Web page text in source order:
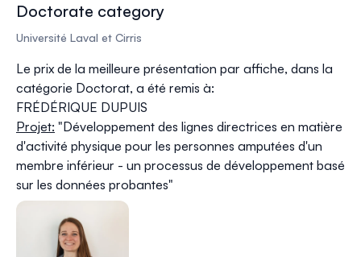
Doctorate category
Université Laval et Cirris
Le prix de la meilleure présentation par affiche, dans la
catégorie Doctorat, a été remis à:
FRÉDÉRIQUE DUPUIS
Projet: "Développement des lignes directrices en matière
d'activité physique pour les personnes amputées d'un
membre inférieur - un processus de développement basé
sur les données probantes"